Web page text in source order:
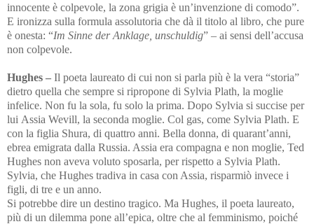
innocente è colpevole, la zona grigia è un’invenzione di comodo”.
E ironizza sulla formula assolutoria che dà il titolo al libro, che pure
è onesta: “Im Sinne der Anklage, unschuldig” – ai sensi dell’accusa
non colpevole.
Hughes – Il poeta laureato di cui non si parla più è la vera “storia”
dietro quella che sempre si ripropone di Sylvia Plath, la moglie
infelice. Non fu la sola, fu solo la prima. Dopo Sylvia si succise per
lui Assia Wevill, la seconda moglie. Col gas, come Sylvia Plath. E
con la figlia Shura, di quattro anni. Bella donna, di quarant’anni,
ebrea emigrata dalla Russia. Assia era compagna e non moglie, Ted
Hughes non aveva voluto sposarla, per rispetto a Sylvia Plath.
Sylvia, che Hughes tradiva in casa con Assia, risparmiò invece i
figli, di tre e un anno.
Si potrebbe dire un destino tragico. Ma Hughes, il poeta laureato,
più di un dilemma pone all’epica, oltre che al femminismo, poiché